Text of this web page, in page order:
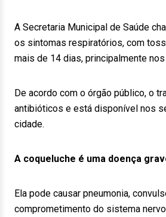
A Secretaria Municipal de Saúde
os sintomas respiratórios, com
mais de 14 dias, principalmente
De acordo com o órgão público, o
antibióticos e está disponível nos
cidade.
A coqueluche é uma doença
Ela pode causar pneumonia,
comprometimento do sistema